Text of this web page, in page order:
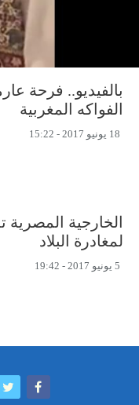
بالفيديو.. فرحة
الفواكه المغربية
18 يونيو 2017 - 15:22
لمغادرة البلاد
5 يونيو 2017 - 19:42